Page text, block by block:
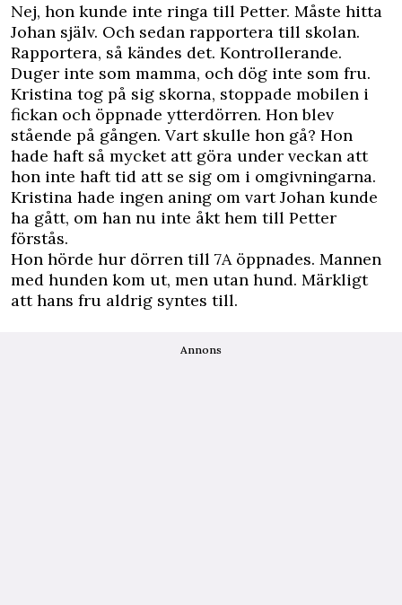
Nej, hon kunde inte ringa till Petter. Måste hitta
Johan själv. Och sedan rapportera till skolan.
Rapportera, så kändes det. Kontrollerande.
Duger inte som mamma, och dög inte som fru.
Kristina tog på sig skorna, stoppade mobilen i
fickan och öppnade ytterdörren. Hon blev
stående på gången. Vart skulle hon gå? Hon
hade haft så mycket att göra under veckan att
hon inte haft tid att se sig om i omgivningarna.
Kristina hade ingen aning om vart Johan kunde
ha gått, om han nu inte åkt hem till Petter
förstås.
Hon hörde hur dörren till 7A öppnades. Mannen
med hunden kom ut, men utan hund. Märkligt
att hans fru aldrig syntes till.
Annons